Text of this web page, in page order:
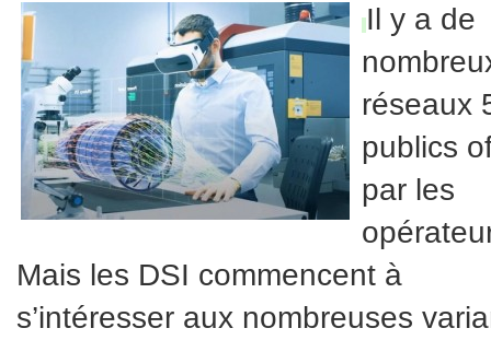
Il y a de
réseaux
publics
par les
Mais les DSI commencent à
s’intéresser aux nombreuses